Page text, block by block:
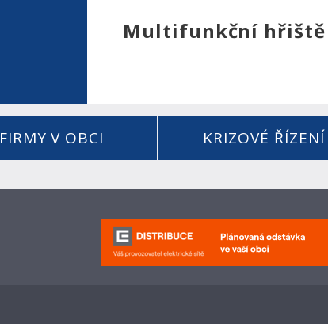
Multifunkční hřiště
FIRMY V OBCI KRIZOVÉ ŘÍZENÍ